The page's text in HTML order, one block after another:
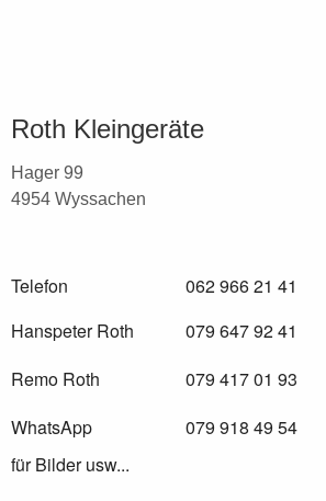
Roth Kleingeräte
Hager 99
4954 Wyssachen
Telefon
062 966 21 41
Hanspeter Roth
079 647 92 41
Remo Roth
079 417 01 93
WhatsApp
079 918 49 54
für Bilder usw...